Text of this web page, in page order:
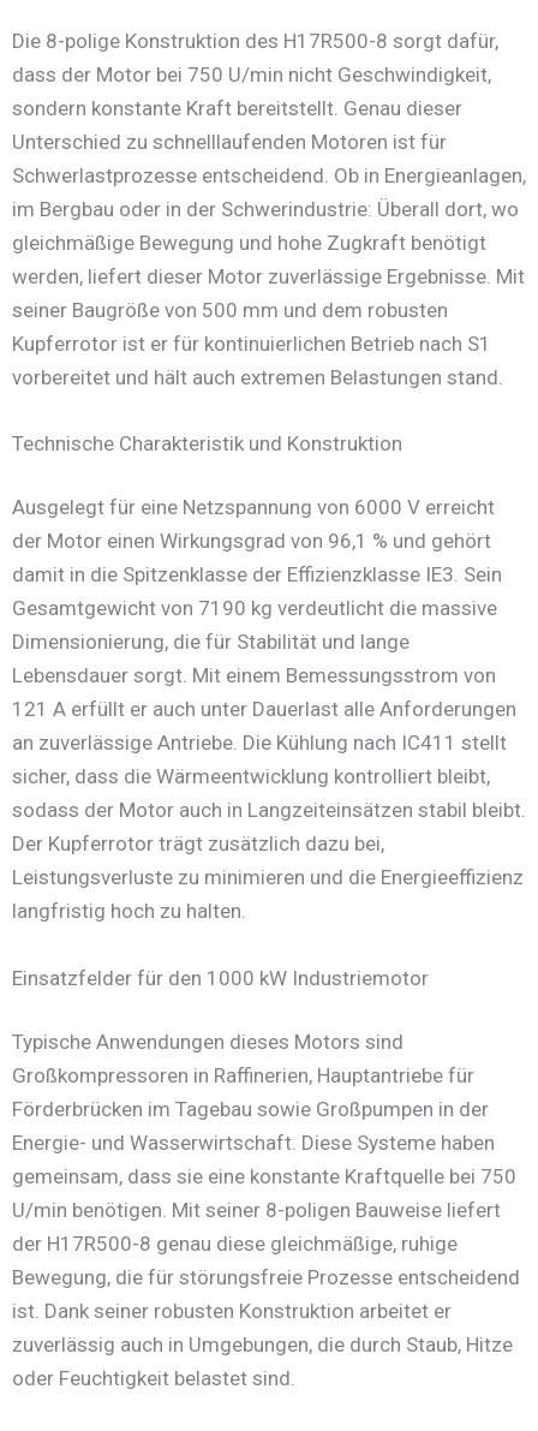
Die 8-polige Konstruktion des H17R500-8 sorgt dafür,
dass der Motor bei 750 U/min nicht Geschwindigkeit,
sondern konstante Kraft bereitstellt. Genau dieser
Unterschied zu schnelllaufenden Motoren ist für
Schwerlastprozesse entscheidend. Ob in Energieanlagen,
im Bergbau oder in der Schwerindustrie: Überall dort, wo
gleichmäßige Bewegung und hohe Zugkraft benötigt
werden, liefert dieser Motor zuverlässige Ergebnisse. Mit
seiner Baugröße von 500 mm und dem robusten
Kupferrotor ist er für kontinuierlichen Betrieb nach S1
vorbereitet und hält auch extremen Belastungen stand.
Technische Charakteristik und Konstruktion
Ausgelegt für eine Netzspannung von 6000 V erreicht
der Motor einen Wirkungsgrad von 96,1 % und gehört
damit in die Spitzenklasse der Effizienzklasse IE3. Sein
Gesamtgewicht von 7190 kg verdeutlicht die massive
Dimensionierung, die für Stabilität und lange
Lebensdauer sorgt. Mit einem Bemessungsstrom von
121 A erfüllt er auch unter Dauerlast alle Anforderungen
an zuverlässige Antriebe. Die Kühlung nach IC411 stellt
sicher, dass die Wärmeentwicklung kontrolliert bleibt,
sodass der Motor auch in Langzeiteinsätzen stabil bleibt.
Der Kupferrotor trägt zusätzlich dazu bei,
Leistungsverluste zu minimieren und die Energieeffizienz
langfristig hoch zu halten.
Einsatzfelder für den 1000 kW Industriemotor
Typische Anwendungen dieses Motors sind
Großkompressoren in Raffinerien, Hauptantriebe für
Förderbrücken im Tagebau sowie Großpumpen in der
Energie- und Wasserwirtschaft. Diese Systeme haben
gemeinsam, dass sie eine konstante Kraftquelle bei 750
U/min benötigen. Mit seiner 8-poligen Bauweise liefert
der H17R500-8 genau diese gleichmäßige, ruhige
Bewegung, die für störungsfreie Prozesse entscheidend
ist. Dank seiner robusten Konstruktion arbeitet er
zuverlässig auch in Umgebungen, die durch Staub, Hitze
oder Feuchtigkeit belastet sind.